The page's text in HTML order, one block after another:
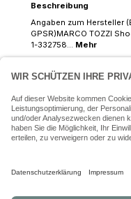
Beschreibung
Angaben zum Hersteller
GPSR)MARCO TOZZI
1-332758… Mehr
07243 54050 (Mo-
SERVICE-HOTLINE